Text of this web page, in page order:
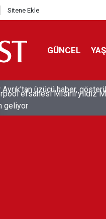
Sitene Ekle
GÜNCEL
efsanesi Mısırlı yıldız
geliyor